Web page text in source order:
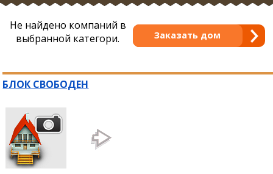
Заказать дом
Не найдено компаний в
выбранной категори.
БЛОК СВОБОДЕН